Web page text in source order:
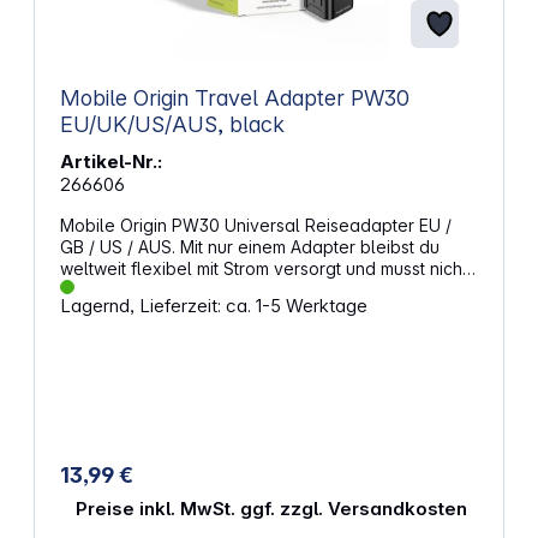
Mobile Origin Travel Adapter PW30
EU/UK/US/AUS, black
Artikel-Nr.:
266606
Mobile Origin PW30 Universal Reiseadapter EU /
GB / US / AUS. Mit nur einem Adapter bleibst du
weltweit flexibel mit Strom versorgt und musst nicht
mehrere Steckerlösungen mitnehmen. Der kompakte
Reiseadapter verbindet deine Geräte zuverlässig
und Australien nutzt du den Adapter in über 200
Ländern. Die intuitive Schiebereglersteuerung
ermöglicht es dir, schnell den passenden Stecker
Lagernd, Lieferzeit: ca. 1-5 Werktage
13,99 €
Preise inkl. MwSt. ggf. zzgl. Versandkosten